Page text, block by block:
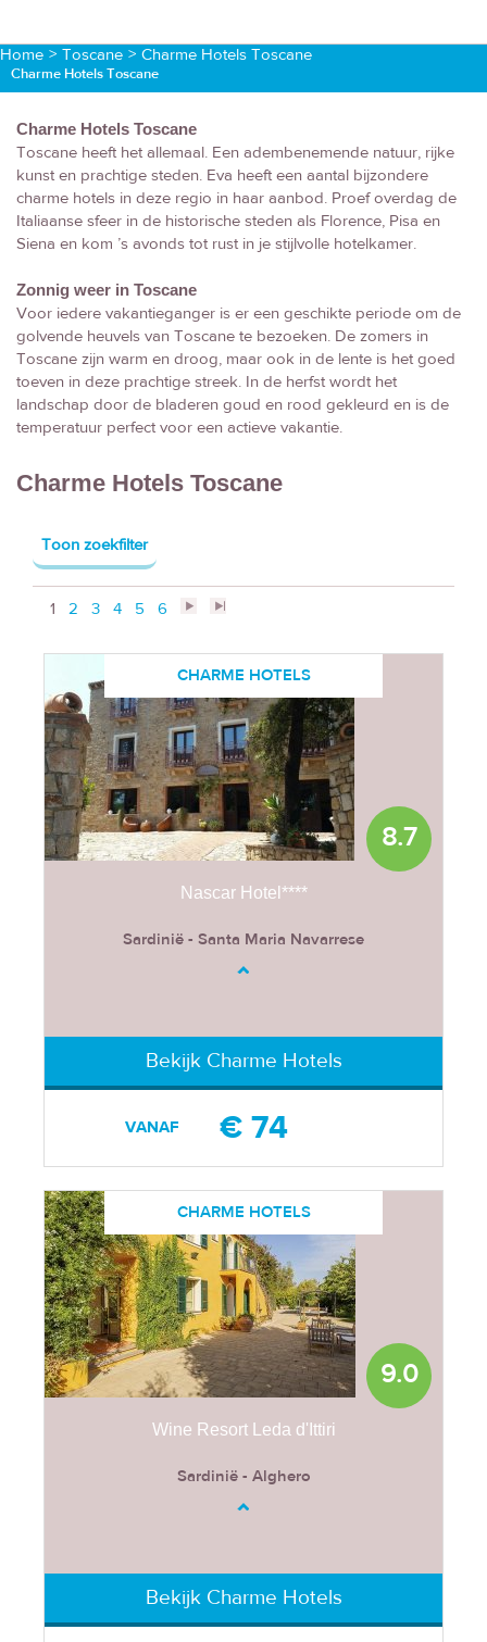
Home > Toscane > Charme Hotels Toscane
Charme Hotels Toscane
Charme Hotels Toscane
Toscane heeft het allemaal. Een adembenemende natuur, rijke
kunst en prachtige steden. Eva heeft een aantal bijzondere
charme hotels in deze regio in haar aanbod. Proef overdag de
Italiaanse sfeer in de historische steden als Florence, Pisa en
Siena en kom ’s avonds tot rust in je stijlvolle hotelkamer.
Zonnig weer in Toscane
Voor iedere vakantieganger is er een geschikte periode om de
golvende heuvels van Toscane te bezoeken. De zomers in
Toscane zijn warm en droog, maar ook in de lente is het goed
toeven in deze prachtige streek. In de herfst wordt het
landschap door de bladeren goud en rood gekleurd en is de
temperatuur perfect voor een actieve vakantie.
Charme Hotels Toscane
Toon zoekfilter
1 2 3 4 5 6 > >>
CHARME HOTELS
8.7
Nascar Hotel****
Sardinië - Santa Maria Navarrese
Bekijk Charme Hotels
VANAF € 74
CHARME HOTELS
9.0
Wine Resort Leda d'Ittiri
Sardinië - Alghero
Bekijk Charme Hotels